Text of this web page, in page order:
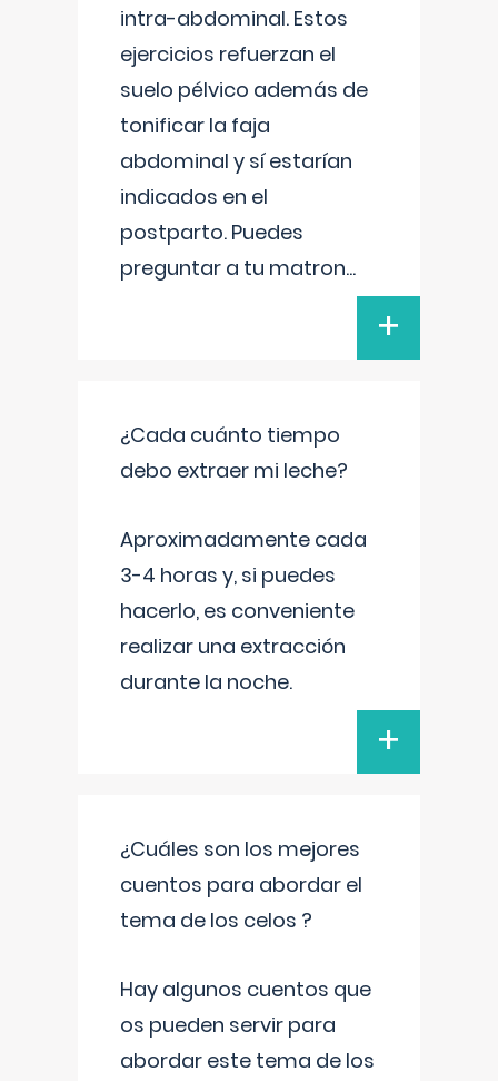
intra-abdominal. Estos
ejercicios refuerzan el
suelo pélvico además de
tonificar la faja
abdominal y sí estarían
indicados en el
postparto. Puedes
preguntar a tu matron...
+
¿Cada cuánto tiempo
debo extraer mi leche?
Aproximadamente cada
3-4 horas y, si puedes
hacerlo, es conveniente
realizar una extracción
durante la noche.
+
¿Cuáles son los mejores
cuentos para abordar el
tema de los celos ?
Hay algunos cuentos que
os pueden servir para
abordar este tema de los